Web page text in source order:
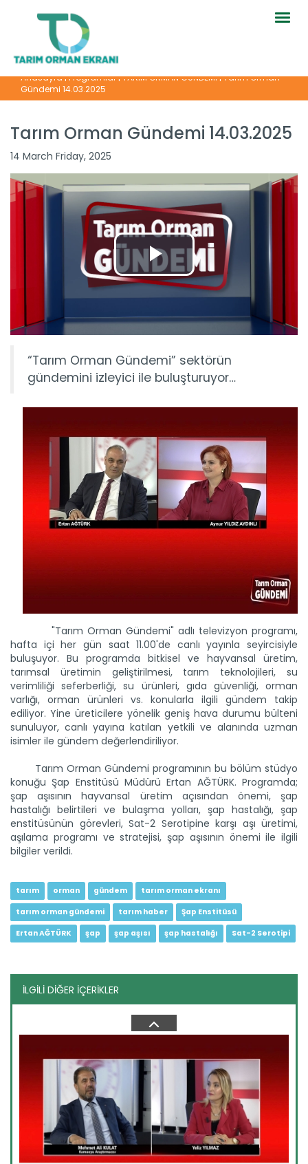
Anasayfa|Programlar|TARIM ORMAN GÜNDEMİ|Tarım Orman
Gündemi 14.03.2025
Tarım Orman Gündemi 14.03.2025
14 March Friday, 2025
“Tarım Orman Gündemi” sektörün
gündemini izleyici ile buluşturuyor…
"Tarım Orman Gündemi" adlı televizyon programı,
hafta içi her gün saat 11.00'de canlı yayınla seyircisiyle
buluşuyor. Bu programda bitkisel ve hayvansal üretim,
tarımsal üretimin geliştirilmesi, tarım teknolojileri, su
verimliliği seferberliği, su ürünleri, gıda güvenliği, orman
varlığı, orman ürünleri vs. konularla ilgili gündem takip
ediliyor. Yine üreticilere yönelik geniş hava durumu bülteni
sunuluyor, canlı yayına katılan yetkili ve alanında uzman
isimler ile gündem değerlendiriliyor.
Tarım Orman Gündemi programının bu bölüm stüdyo
konuğu Şap Enstitüsü Müdürü Ertan AĞTÜRK. Programda;
şap aşısının hayvansal üretim açısından önemi, şap
hastalığı belirtileri ve bulaşma yolları, şap hastalığı, şap
enstitüsünün görevleri, Sat-2 Serotipine karşı aşı üretimi,
aşılama programı ve stratejisi, şap aşısının önemi ile ilgili
bilgiler verildi.
tarım orman gündem tarım orman ekranı
tarım orman gündemi tarım haber Şap Enstitüsü
Ertan AĞTÜRK şap şap aşısı şap hastalığı Sat-2 Serotipi
İLGİLİ DİĞER İÇERİKLER
Tarım Orman Gündemi 15.06.2026
“Tarım Orman Gündemi” sektörün gündemini izleyici ile...
Devamını Oku ->
Tarım Orman Gündemi 12.06.2026
“Tarım Orman Gündemi” sektörün gündemini izleyici ile...
Devamını Oku ->
Tarım Orman Gündemi 11.06.2026
“Tarım Orman Gündemi” sektörün gündemini izleyici ile...
Tarım Orman Gündemi 10.06.2026
“Tarım Orman Gündemi” sektörün gündemini izleyici ile...
Devamını Oku ->